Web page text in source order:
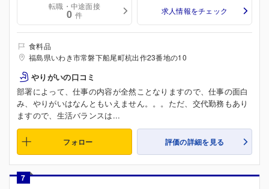
転職・中途面接
0 件 求人情報をチェック
食料品
福島県いわき市常磐下船尾町杭出作23番地の10
やりがいの口コミ
部署によって、仕事の内容が全然ことなりますので、仕事の面白
み、やりがいはなんともいえません。。。ただ、交代勤務もあり
ますので、生活バランスは...
フォロー 評価の詳細を見る
7